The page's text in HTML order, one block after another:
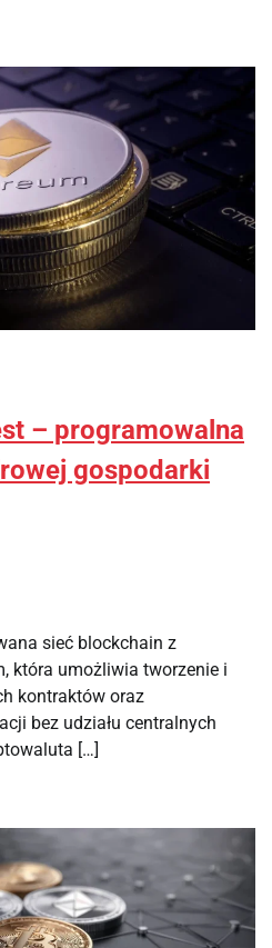
– programowalna
gospodarki
sieć blockchain z
która umożliwia tworzenie i
kontraktów oraz
bez udziału centralnych
[…]